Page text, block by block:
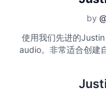
by
使用我们先进的
audio。非常适合创建